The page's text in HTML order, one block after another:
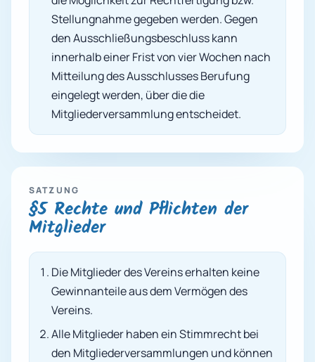
Stellungnahme gegeben werden. Gegen
den Ausschließungsbeschluss kann
innerhalb einer Frist von vier Wochen nach
Mitteilung des Ausschlusses Berufung
eingelegt werden, über die die
Mitgliederversammlung entscheidet.
SATZUNG
§5 Rechte und Pflichten der
Mitglieder
Die Mitglieder des Vereins erhalten keine
Gewinnanteile aus dem Vermögen des
Vereins.
Alle Mitglieder haben ein Stimmrecht bei
den Mitgliederversammlungen und können